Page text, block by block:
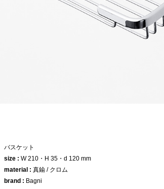
バスケット
size : W 210・H 35・d 120 mm
material : 真鍮 / クロム
brand : Bagni